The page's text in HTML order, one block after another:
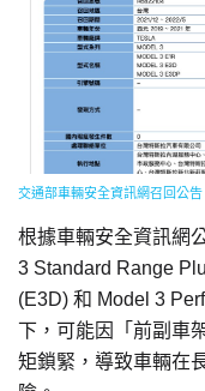
交通部車輛安全資訊網召回公告
根據車輛安全資訊網
3 Standard Range
(E3D) 和 Model 3
下，可能因「前副車
矩鎖緊，導致車輛在